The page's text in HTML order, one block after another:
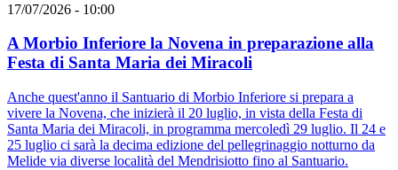
17/07/2026 - 10:00
A Morbio Inferiore la Novena in preparazione alla
Festa di Santa Maria dei Miracoli
Anche quest'anno il Santuario di Morbio Inferiore si prepara a
vivere la Novena, che inizierà il 20 luglio, in vista della Festa di
Santa Maria dei Miracoli, in programma mercoledì 29 luglio. Il 24 e
25 luglio ci sarà la decima edizione del pellegrinaggio notturno da
Melide via diverse località del Mendrisiotto fino al Santuario.